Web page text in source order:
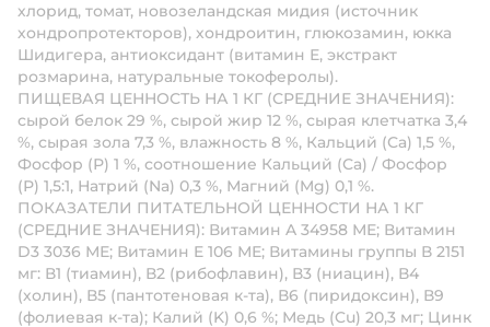
хлорид, томат, новозеландская мидия (источник
хондропротекторов), хондроитин, глюкозамин, юкка
Шидигера, антиоксидант (витамин Е, экстракт
розмарина, натуральные токоферолы).
ПИЩЕВАЯ ЦЕННОСТЬ НА 1 КГ (СРЕДНИЕ ЗНАЧЕНИЯ):
сырой белок 29 %, сырой жир 12 %, сырая клетчатка 3,4
%, сырая зола 7,3 %, влажность 8 %, Кальций (Са) 1,5 %,
Фосфор (Р) 1 %, соотношение Кальций (Са) / Фосфор
(Р) 1,5:1, Натрий (Na) 0,3 %, Магний (Mg) 0,1 %.
ПОКАЗАТЕЛИ ПИТАТЕЛЬНОЙ ЦЕННОСТИ НА 1 КГ
(СРЕДНИЕ ЗНАЧЕНИЯ): Витамин A 34958 МЕ; Витамин
D3 3036 МЕ; Витамин E 106 МЕ; Витамины группы В 2151
мг: В1 (тиамин), В2 (рибофлавин), В3 (ниацин), В4
(холин), В5 (пантотеновая к-та), В6 (пиридоксин), В9
(фолиевая к-та); Калий (K) 0,6 %; Медь (Cu) 20,3 мг; Цинк